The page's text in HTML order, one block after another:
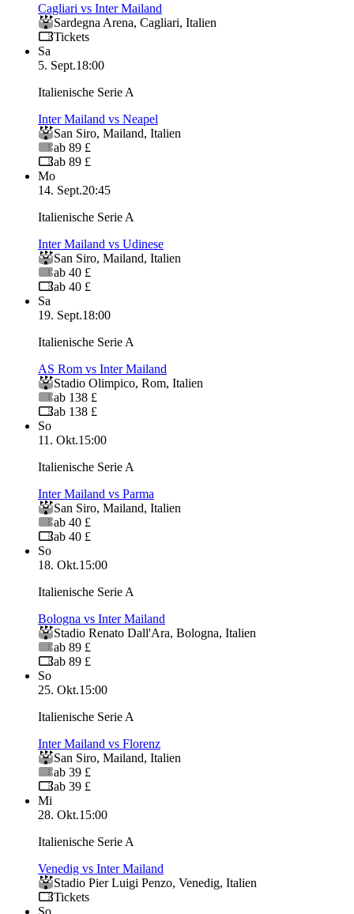
Cagliari vs Inter Mailand
Sardegna Arena, Cagliari, Italien
Tickets
Sa
5. Sept.18:00
Italienische Serie A
Inter Mailand vs Neapel
San Siro, Mailand, Italien
ab 89 £
ab 89 £
Mo
14. Sept.20:45
Italienische Serie A
Inter Mailand vs Udinese
San Siro, Mailand, Italien
ab 40 £
ab 40 £
Sa
19. Sept.18:00
Italienische Serie A
AS Rom vs Inter Mailand
Stadio Olimpico, Rom, Italien
ab 138 £
ab 138 £
So
11. Okt.15:00
Italienische Serie A
Inter Mailand vs Parma
San Siro, Mailand, Italien
ab 40 £
ab 40 £
So
18. Okt.15:00
Italienische Serie A
Bologna vs Inter Mailand
Stadio Renato Dall'Ara, Bologna, Italien
ab 89 £
ab 89 £
So
25. Okt.15:00
Italienische Serie A
Inter Mailand vs Florenz
San Siro, Mailand, Italien
ab 39 £
ab 39 £
Mi
28. Okt.15:00
Italienische Serie A
Venedig vs Inter Mailand
Stadio Pier Luigi Penzo, Venedig, Italien
Tickets
So